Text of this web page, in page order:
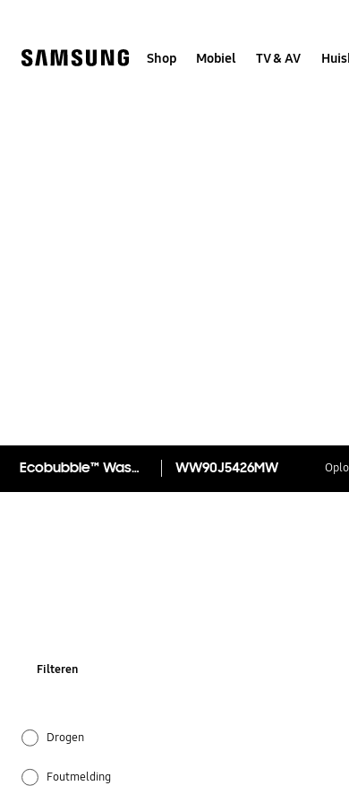
Shop Mobiel TV & AV
Ecobubble™ Wasmachine 9kg WW90J5426MW WW90J5426MW
Filteren
Drogen
Foutmelding